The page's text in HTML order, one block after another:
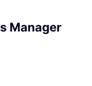
Manager